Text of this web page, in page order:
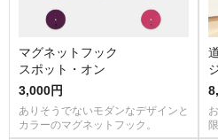
マグネットフック
スポット・オン
3,000円
ありそうでないモダンなデザインと
カラーのマグネットフック。